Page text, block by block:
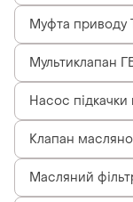
Муфта
Мультиклапан
Насос підкачки
Клапан
Масляний